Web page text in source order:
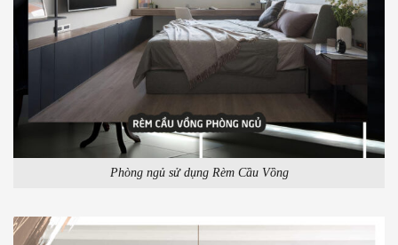
Phòng ngủ sử dụng Rèm Cầu Vồng